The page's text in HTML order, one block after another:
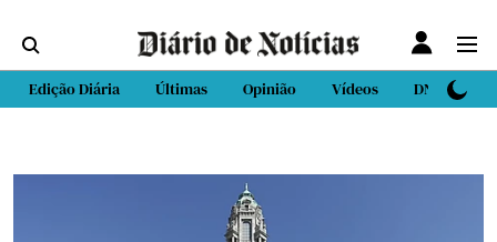
Edição Diária Últimas Opinião Vídeos DN Sport